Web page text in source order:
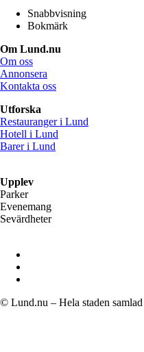
Snabbvisning
Bokmärk
Om Lund.nu
Om oss
Annonsera
Kontakta oss
Utforska
Restauranger i Lund
Hotell i Lund
Barer i Lund
Upplev
Parker
Evenemang
Sevärdheter
© Lund.nu – Hela staden samlad